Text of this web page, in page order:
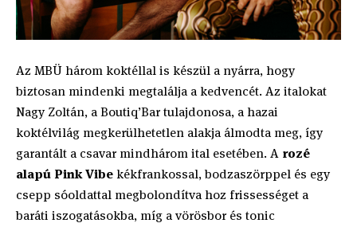
Az MBÜ három koktéllal is készül a nyárra, hogy
biztosan mindenki megtalálja a kedvencét. Az italokat
Nagy Zoltán, a Boutiq’Bar tulajdonosa, a hazai
koktélvilág megkerülhetetlen alakja álmodta meg, így
garantált a csavar mindhárom ital esetében. A rozé
alapú Pink Vibe kékfrankossal, bodzaszörppel és egy
csepp sóoldattal megbolondítva hoz frissességet a
baráti iszogatásokba, míg a vörösbor és tonic